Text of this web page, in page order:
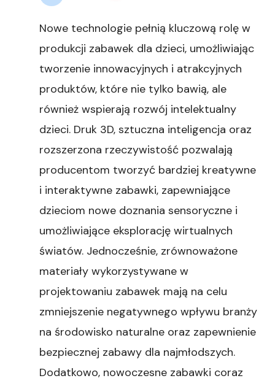
Nowe technologie pełnią kluczową rolę w
produkcji zabawek dla dzieci, umożliwiając
tworzenie innowacyjnych i atrakcyjnych
produktów, które nie tylko bawią, ale
również wspierają rozwój intelektualny
dzieci. Druk 3D, sztuczna inteligencja oraz
rozszerzona rzeczywistość pozwalają
producentom tworzyć bardziej kreatywne
i interaktywne zabawki, zapewniające
dzieciom nowe doznania sensoryczne i
umożliwiające eksplorację wirtualnych
światów. Jednocześnie, zrównoważone
materiały wykorzystywane w
projektowaniu zabawek mają na celu
zmniejszenie negatywnego wpływu branży
na środowisko naturalne oraz zapewnienie
bezpiecznej zabawy dla najmłodszych.
Dodatkowo, nowoczesne zabawki coraz